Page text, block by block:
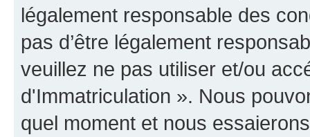
légalement responsable des
pas d’être légalement
veuillez ne pas utiliser et/ou
d'Immatriculation ». Nous
quel moment et nous